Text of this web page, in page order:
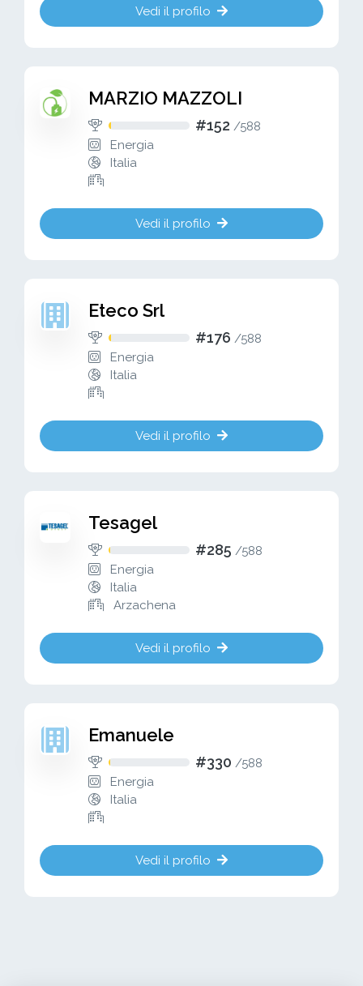
Vedi il profilo
MARZIO MAZZOLI
#152 /588
Energia
Italia
Vedi il profilo
Eteco Srl
#176 /588
Energia
Italia
Vedi il profilo
Tesagel
#285 /588
Energia
Italia
Arzachena
Vedi il profilo
Emanuele
#330 /588
Energia
Italia
Vedi il profilo